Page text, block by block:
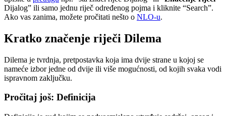
Dijalog” ili samo jednu riječ određenog pojma i kliknite “Search”.
Ako vas zanima, možete pročitati nešto o NLO-u.
Kratko značenje riječi Dilema
Dilema je tvrdnja, pretpostavka koja ima dvije strane u kojoj se
nameće izbor jedne od dvije ili više mogućnosti, od kojih svaka vodi
ispravnom zaključku.
Pročitaj još: Definicija